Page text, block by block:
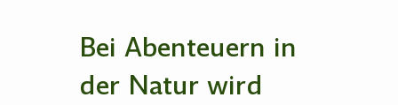
Bei Abenteuern in
der Natur wird